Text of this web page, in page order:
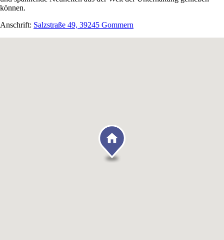
können.
Anschrift: Salzstraße 49, 39245 Gommern